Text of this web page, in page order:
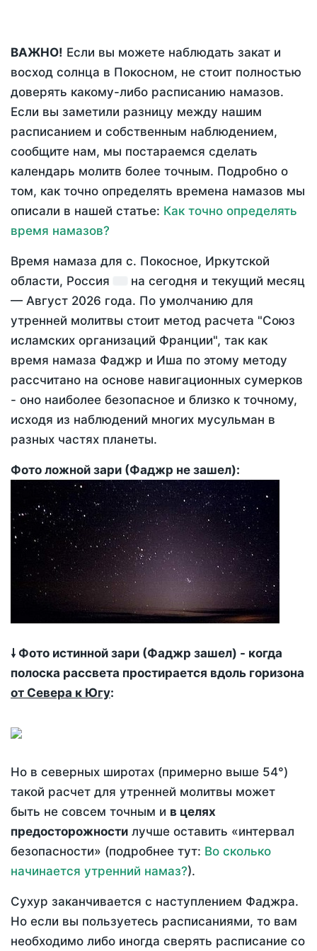
ВАЖНО! Если вы можете наблюдать закат и
восход солнца в Покосном, не стоит полностью
доверять какому-либо расписанию намазов.
Если вы заметили разницу между нашим
расписанием и собственным наблюдением,
сообщите нам, мы постараемся сделать
календарь молитв более точным. Подробно о
том, как точно определять времена намазов мы
описали в нашей статье: Как точно определять
время намазов?
Время намаза для с. Покосное, Иркутской
области, Россия
на сегодня и текущий месяц
— Август 2026 года. По умолчанию для
утренней молитвы стоит метод расчета "Союз
исламских организаций Франции", так как
время намаза Фаджр и Иша по этому методу
рассчитано на основе навигационных сумерков
- оно наиболее безопасное и близко к точному,
исходя из наблюдений многих мусульман в
разных частях планеты.
Фото ложной зари (Фаджр не зашел):
🠗 Фото истинной зари (Фаджр зашел) - когда
полоска рассвета простирается вдоль горизона
от Севера к Югу:
Но в северных широтах (примерно выше 54°)
такой расчет для утренней молитвы может
быть не совсем точным и в целях
предосторожности лучше оставить «интервал
безопасности» (подробнее тут: Во сколько
начинается утренний намаз?).
Сухур заканчивается с наступлением Фаджра.
Но если вы пользуетесь расписаниями, то вам
необходимо либо иногда сверять расписание со